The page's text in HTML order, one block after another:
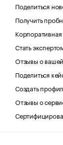
Поделиться
Получить
Стать
Отзывы о
Поделиться
Создать
Отзывы о